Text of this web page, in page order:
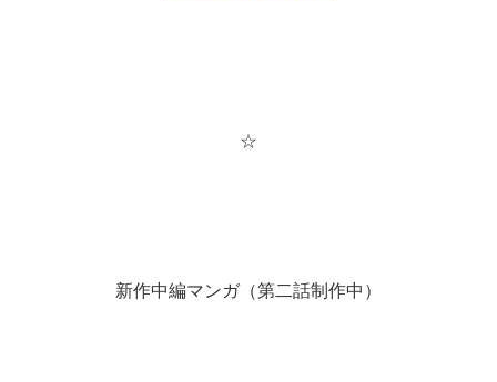
☆
新作中編マンガ（第二話制作中）